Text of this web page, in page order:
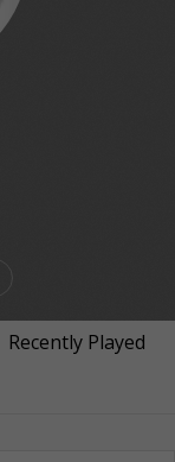
Recently Played